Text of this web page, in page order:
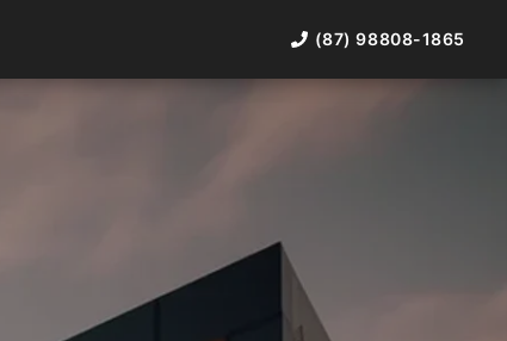
(87) 98808-1865